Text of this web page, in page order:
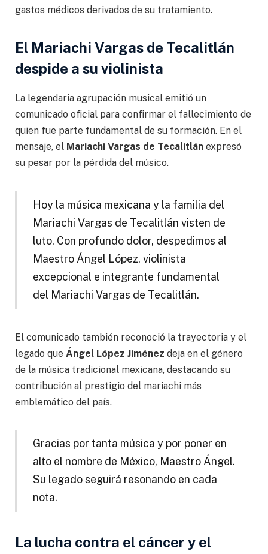
gastos médicos derivados de su tratamiento.
El Mariachi Vargas de Tecalitlán
despide a su violinista
La legendaria agrupación musical emitió un
comunicado oficial para confirmar el fallecimiento de
quien fue parte fundamental de su formación. En el
mensaje, el Mariachi Vargas de Tecalitlán expresó
su pesar por la pérdida del músico.
Hoy la música mexicana y la familia del
Mariachi Vargas de Tecalitlán visten de
luto. Con profundo dolor, despedimos al
Maestro Ángel López, violinista
excepcional e integrante fundamental
del Mariachi Vargas de Tecalitlán.
El comunicado también reconoció la trayectoria y el
legado que Ángel López Jiménez deja en el género
de la música tradicional mexicana, destacando su
contribución al prestigio del mariachi más
emblemático del país.
Gracias por tanta música y por poner en
alto el nombre de México, Maestro Ángel.
Su legado seguirá resonando en cada
nota.
La lucha contra el cáncer y el